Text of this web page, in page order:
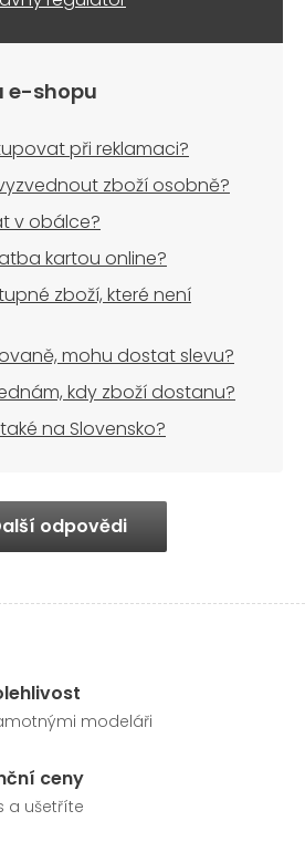
e-shopu
při reklamaci?
zboží osobně?
v obálce?
kartou online?
zboží, které není
mohu dostat slevu?
kdy zboží dostanu?
na Slovensko?
odpovědi
modeláři
ceny
a ušetříte